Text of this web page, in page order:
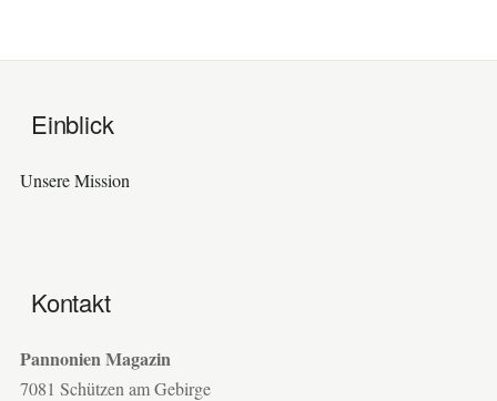
Einblick
Unsere Mission
Kontakt
Pannonien Magazin
7081 Schützen am Gebirge